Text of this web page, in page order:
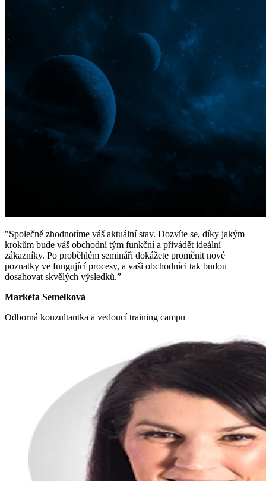
"Společně zhodnotíme váš aktuální stav. Dozvíte se, díky jakým
krokům bude váš obchodní tým funkční a přivádět ideální
zákazníky. Po proběhlém semináři dokážete proměnit nové
poznatky ve fungující procesy, a vaši obchodníci tak budou
dosahovat skvělých výsledků.”
Markéta Semelková
Odborná konzultantka a vedoucí training campu